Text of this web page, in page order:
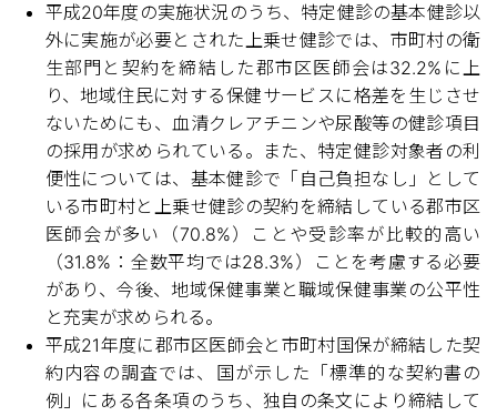
平成20年度の実施状況のうち、特定健診の基本健診以
外に実施が必要とされた上乗せ健診では、市町村の衛
生部門と契約を締結した郡市区医師会は32.2%に上
り、地域住民に対する保健サービスに格差を生じさせ
ないためにも、血清クレアチニンや尿酸等の健診項目
の採用が求められている。また、特定健診対象者の利
便性については、基本健診で「自己負担なし」として
いる市町村と上乗せ健診の契約を締結している郡市区
医師会が多い（70.8%）ことや受診率が比較的高い
（31.8%：全数平均では28.3%）ことを考慮する必要
があり、今後、地域保健事業と職域保健事業の公平性
と充実が求められる。
平成21年度に郡市区医師会と市町村国保が締結した契
約内容の調査では、国が示した「標準的な契約書の
例」にある各条項のうち、独自の条文により締結して